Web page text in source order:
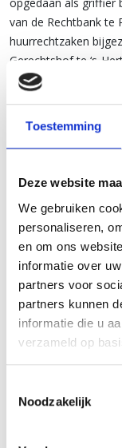
Toestemming
Deze website
We gebruiken
personaliseren,
en om ons
informatie over
partners voor
partners kunnen
informatie die u
verzameld op
Noodzakelijk
opgedaan als griffier
van de Rechtbank te
huurrechtzaken
Gerechtshof te ‘s-
In 2019 is Nadine
is ze beëdigd als
verbonden aan
huurrecht en
Nadine heeft in het
Orde van
Huurrecht
Deze registratie
normen van de
opleidingspunten te
Topics